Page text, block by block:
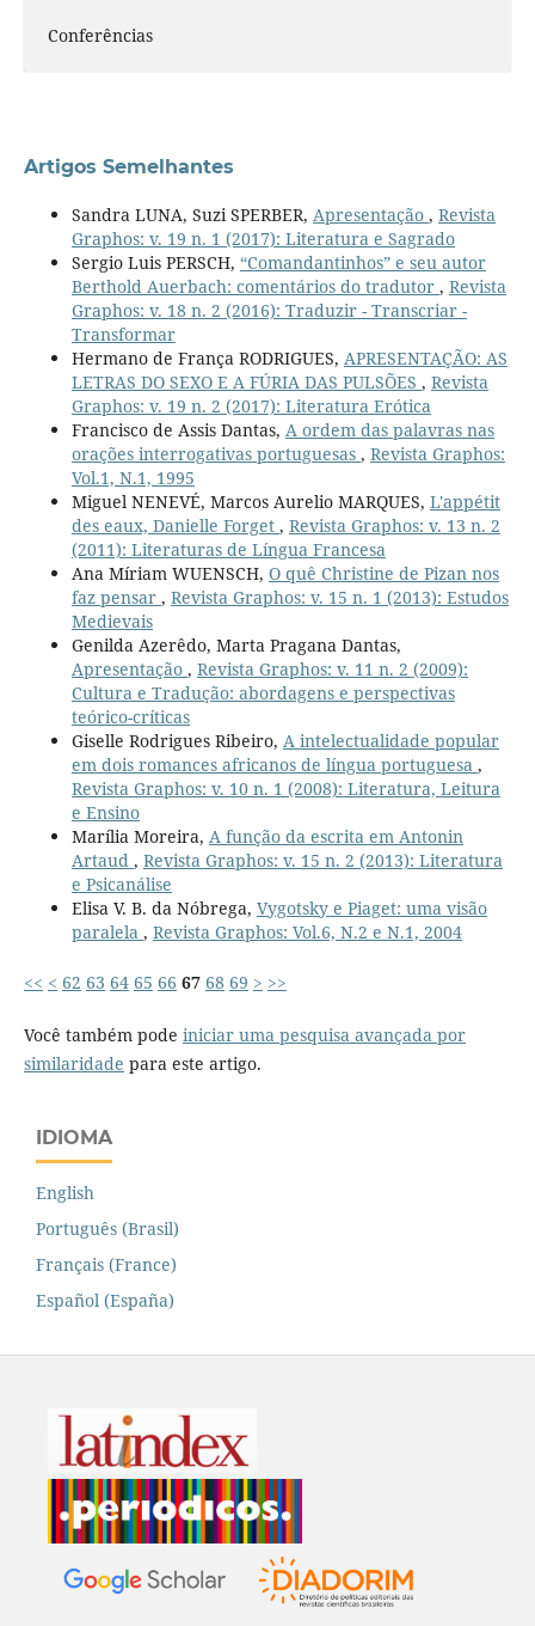
Conferências
Artigos Semelhantes
Sandra LUNA, Suzi SPERBER, Apresentação , Revista
Graphos: v. 19 n. 1 (2017): Literatura e Sagrado
Sergio Luis PERSCH, “Comandantinhos” e seu autor
Berthold Auerbach: comentários do tradutor , Revista
Graphos: v. 18 n. 2 (2016): Traduzir - Transcriar -
Transformar
Hermano de França RODRIGUES, APRESENTAÇÃO: AS
LETRAS DO SEXO E A FÚRIA DAS PULSÕES , Revista
Graphos: v. 19 n. 2 (2017): Literatura Erótica
Francisco de Assis Dantas, A ordem das palavras nas
orações interrogativas portuguesas , Revista Graphos:
Vol.1, N.1, 1995
Miguel NENEVÉ, Marcos Aurelio MARQUES, L'appétit
des eaux, Danielle Forget , Revista Graphos: v. 13 n. 2
(2011): Literaturas de Língua Francesa
Ana Míriam WUENSCH, O quê Christine de Pizan nos
faz pensar , Revista Graphos: v. 15 n. 1 (2013): Estudos
Medievais
Genilda Azerêdo, Marta Pragana Dantas,
Apresentação , Revista Graphos: v. 11 n. 2 (2009):
Cultura e Tradução: abordagens e perspectivas
teórico-críticas
Giselle Rodrigues Ribeiro, A intelectualidade popular
em dois romances africanos de língua portuguesa ,
Revista Graphos: v. 10 n. 1 (2008): Literatura, Leitura
e Ensino
Marília Moreira, A função da escrita em Antonin
Artaud , Revista Graphos: v. 15 n. 2 (2013): Literatura
e Psicanálise
Elisa V. B. da Nóbrega, Vygotsky e Piaget: uma visão
paralela , Revista Graphos: Vol.6, N.2 e N.1, 2004
<< < 62 63 64 65 66 67 68 69 > >>
Você também pode iniciar uma pesquisa avançada por
similaridade para este artigo.
IDIOMA
English
Português (Brasil)
Français (France)
Español (España)